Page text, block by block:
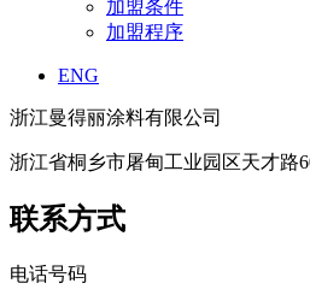
加盟条件
加盟程序
ENG
浙江曼得丽涂料有限公司
浙江省桐乡市屠甸工业园区天才路
联系方式
电话号码